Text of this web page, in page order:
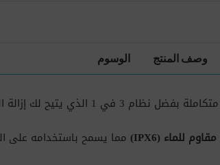
وصف المنتج الوسوم
مصممة لتوفر تجربة عناية
مقاوم للماء (IPX6)
مما يسمح باستخدامه على